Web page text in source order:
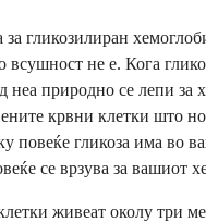
за гликозилиран
не е. Кога
неа природно се лепи за
крвни клетки што
повеќе гликоза има во
се врзува за вашиот
живеат околу три